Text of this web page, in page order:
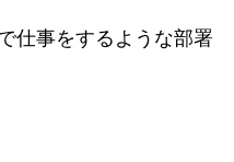
仕事をするような部署